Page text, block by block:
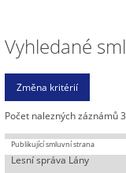
Vyhledané
Počet nalezných záznámů
Lesní správa Lány